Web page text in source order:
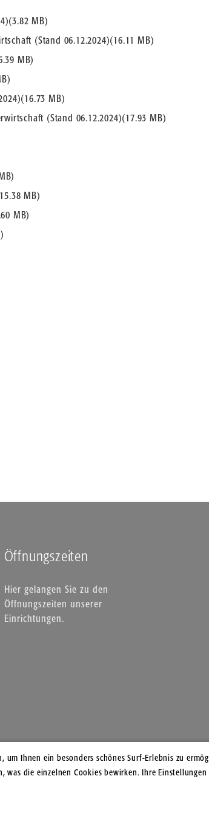
(3.82 MB)
(Stand 06.12.2024)(16.11 MB)
MB)
)
(16.73 MB)
(Stand 06.12.2024)(17.93 MB)
)
15.38 MB)
MB)
)
Öffnungszeiten
Hier gelangen Sie zu den
Öffnungszeiten unserer
Einrichtungen.
um Ihnen ein besonders schönes Surf-Erlebnis zu
was die einzelnen Cookies bewirken. Ihre